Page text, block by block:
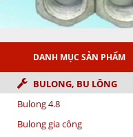
DANH MỤC SẢN PHẨM
BULONG, BU LÔNG
Bulong 4.8
Bulong gia công